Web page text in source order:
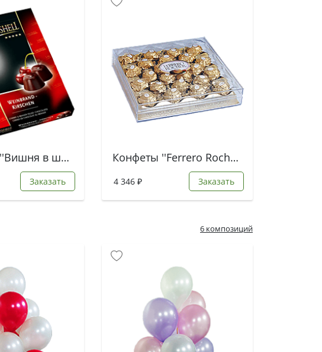
Конфеты - ''Вишня в шоколаде''
Заказать
Конфеты ''Ferrero Rocher''
4 346 ₽ Заказать
6 композиций